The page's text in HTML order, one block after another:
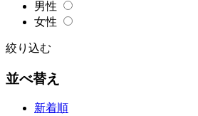
男性
女性
絞り込む
並べ替え
新着順